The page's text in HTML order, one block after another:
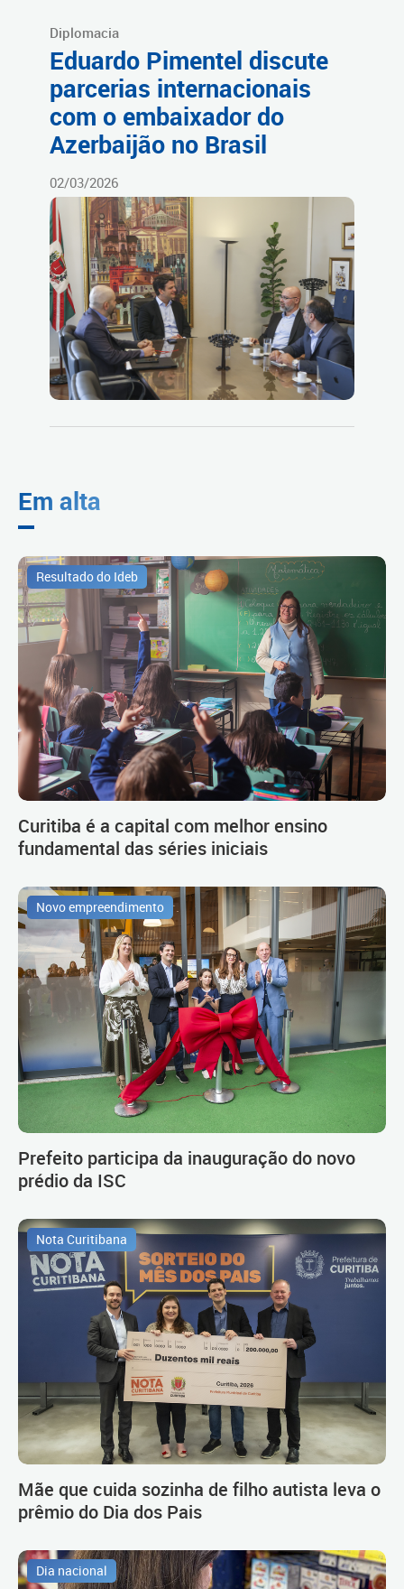
Diplomacia
Eduardo Pimentel discute
parcerias internacionais
com o embaixador do
Azerbaijão no Brasil
02/03/2026
Em alta
Resultado do Ideb
Curitiba é a capital com melhor ensino
fundamental das séries iniciais
Novo empreendimento
Prefeito participa da inauguração do novo
prédio da ISC
Nota Curitibana
Mãe que cuida sozinha de filho autista leva o
prêmio do Dia dos Pais
Dia nacional